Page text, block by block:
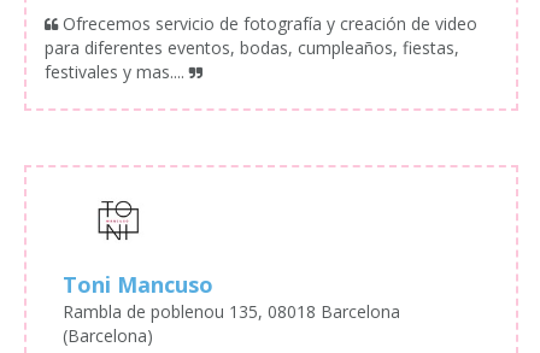
Ofrecemos servicio de fotografía y creación de video
para diferentes eventos, bodas, cumpleaños, fiestas,
festivales y mas....
Toni Mancuso
Rambla de poblenou 135, 08018 Barcelona
(Barcelona)